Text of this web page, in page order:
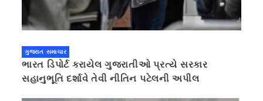
ગુજરાત સમાચાર
ભારત ડિપોર્ટ કરાયેલ ગુજરાતીઓ પ્રત્યે સરકાર
સહાનુભૂતિ દર્શાવે તેવી નીતિન પટેલની અપીલ